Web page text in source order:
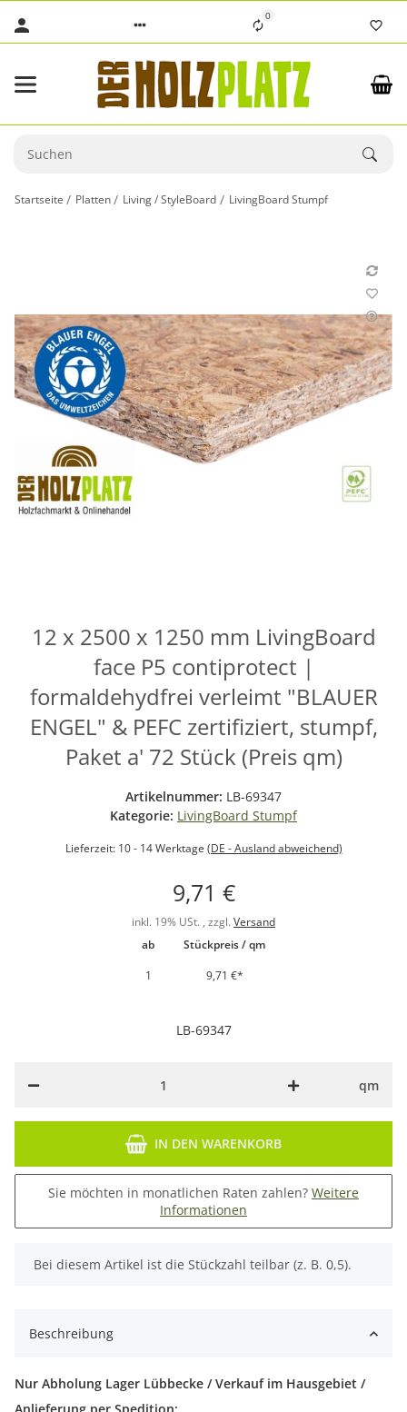
0
Startseite Platten Living / StyleBoard LivingBoard Stumpf
12 x 2500 x 1250 mm LivingBoard
face P5 contiprotect |
formaldehydfrei verleimt "BLAUER
ENGEL" & PEFC zertifiziert, stumpf,
Paket a' 72 Stück (Preis qm)
Artikelnummer: LB-69347
Kategorie: LivingBoard Stumpf
Lieferzeit: 10 - 14 Werktage (DE - Ausland abweichend)
9,71 €
inkl. 19% USt. , zzgl. Versand
ab
Stückpreis / qm
1
9,71 €*
LB-69347
qm
IN DEN WARENKORB
Sie möchten in monatlichen Raten zahlen? Weitere
Informationen
x
Bei diesem Artikel ist die Stückzahl teilbar (z. B. 0,5).
Beschreibung
Nur Abholung Lager Lübbecke / Verkauf im Hausgebiet /